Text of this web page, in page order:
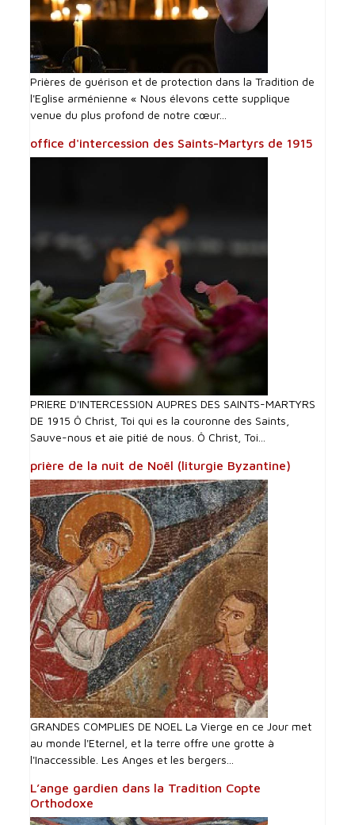
Prières de guérison et de protection dans la Tradition de
l'Eglise arménienne « Nous élevons cette supplique
venue du plus profond de notre cœur...
office d'intercession des Saints-Martyrs de 1915
PRIERE D'INTERCESSI0N AUPRES DES SAINTS-MARTYRS
DE 1915 Ô Christ, Toi qui es la couronne des Saints,
Sauve-nous et aie pitié de nous. Ô Christ, Toi...
prière de la nuit de Noël (liturgie Byzantine)
GRANDES COMPLIES DE NOEL La Vierge en ce Jour met
au monde l'Eternel, et la terre offre une grotte à
l'Inaccessible. Les Anges et les bergers...
L’ange gardien dans la Tradition Copte
Orthodoxe